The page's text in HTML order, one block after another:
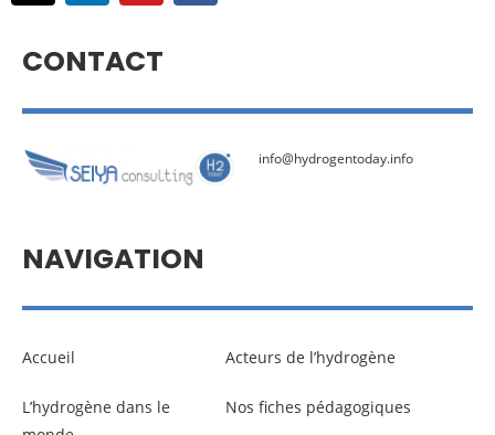
CONTACT
info@hydrogentoday.info
NAVIGATION
Accueil
L’hydrogène dans le
Acteurs de l’hydrogène
Nos fiches pédagogiques